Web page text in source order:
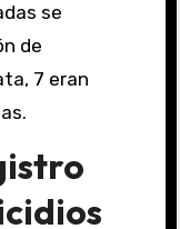
se
de
7 eran